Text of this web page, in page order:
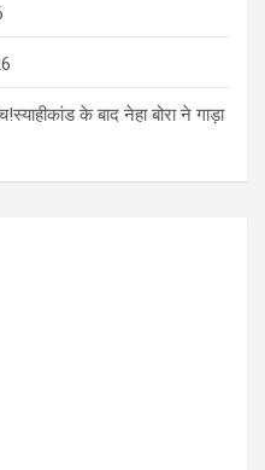
के बाद नेहा बोरा ने गाड़ा